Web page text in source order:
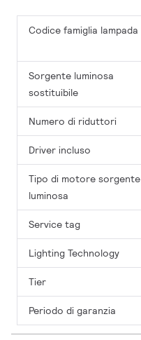
Codice famiglia lampada
Sorgente luminosa
sostituibile
Numero di riduttori
Driver incluso
Tipo di motore sorgente
luminosa
Service tag
Lighting Technology
Tier
Periodo di garanzia